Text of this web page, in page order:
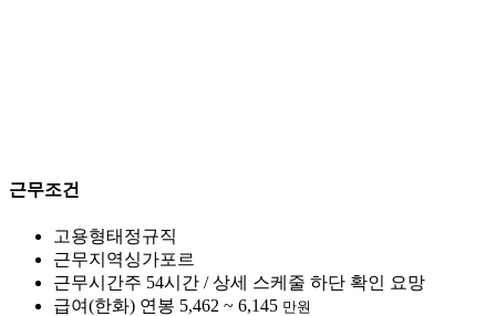
근무조건
고용형태 정규직
근무지역싱가포르
근무시간주 54시간 / 상세 스케줄 하단 확인 요망
급여(한화) 연봉 5,462 ~ 6,145 만원